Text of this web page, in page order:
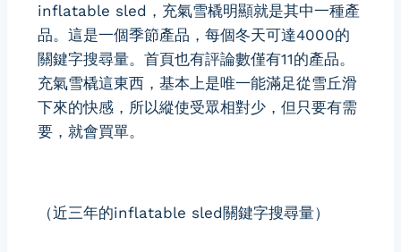
inflatable sled，充氣雪橇明顯就是其中一種產
品。這是一個季節產品，每個冬天可達4000的
關鍵字搜尋量。首頁也有評論數僅有11的產品。
充氣雪橇這東西，基本上是唯一能滿足從雪丘滑
下來的快感，所以縱使受眾相對少，但只要有需
要，就會買單。
（近三年的inflatable sled關鍵字搜尋量）